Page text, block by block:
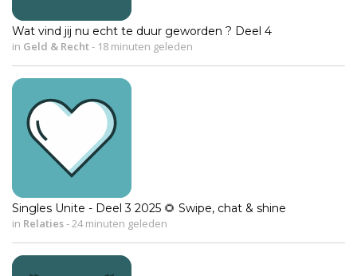
Wat vind jij nu echt te duur geworden ? Deel 4
in Geld & Recht- 18 minuten geleden
Singles Unite - Deel 3 2025 🌻 Swipe, chat & shine
in Relaties- 24 minuten geleden